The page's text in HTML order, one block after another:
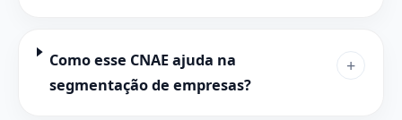
Como esse CNAE ajuda na
segmentação de empresas?
+